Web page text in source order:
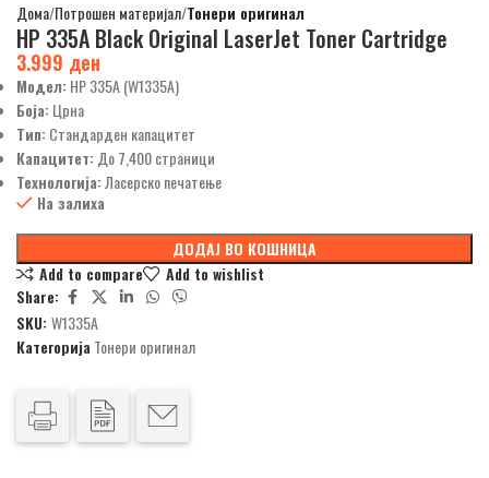
Дома Потрошен материјал Тонери оригинал
HP 335A Black Original LaserJet Toner Cartridge
3.999 ден
Модел: HP 335A (W1335A)
Боја: Црна
Тип: Стандарден капацитет
Капацитет: До 7,400 страници
Технологија:Ласерско печатење
На залиха
ДОДАЈ ВО КОШНИЦА
Add to compare
Add to wishlist
Share:
SKU: W1335A
КатегоријаТонери оригинал